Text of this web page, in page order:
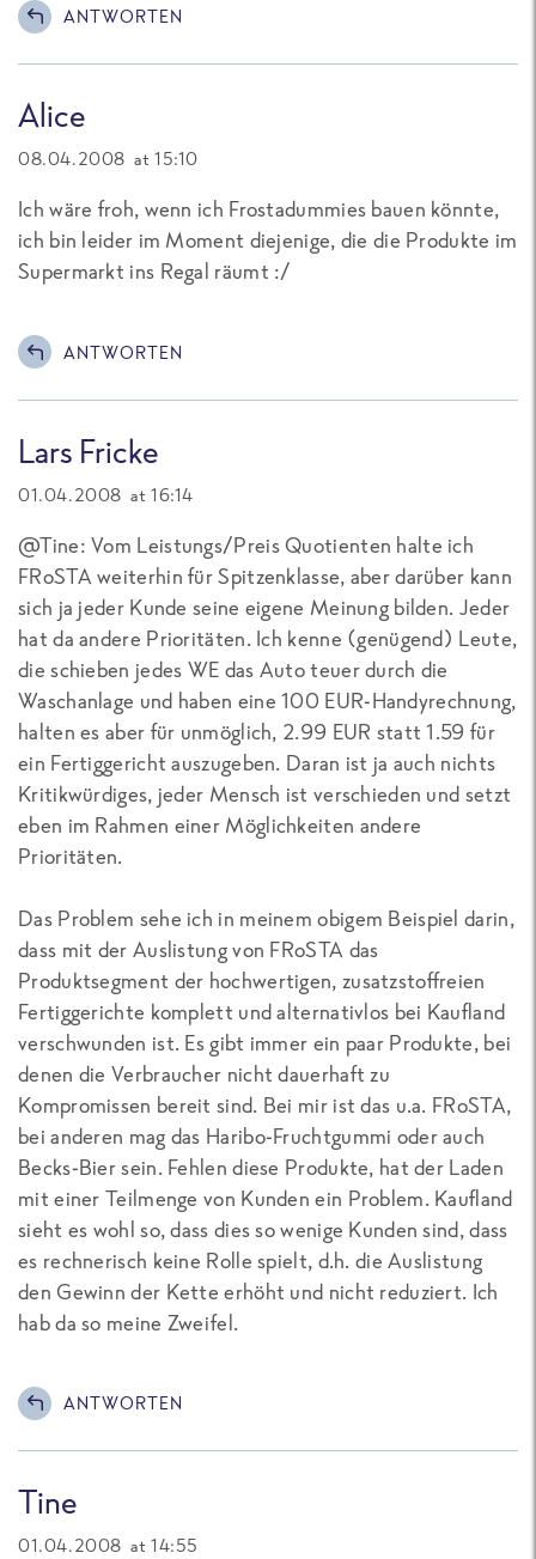
ANTWORTEN
Alice
08.04.2008 at 15:10
Ich wäre froh, wenn ich Frostadummies bauen könnte,
ich bin leider im Moment diejenige, die die Produkte im
Supermarkt ins Regal räumt :/
ANTWORTEN
Lars Fricke
01.04.2008 at 16:14
@Tine: Vom Leistungs/Preis Quotienten halte ich
FRoSTA weiterhin für Spitzenklasse, aber darüber kann
sich ja jeder Kunde seine eigene Meinung bilden. Jeder
hat da andere Prioritäten. Ich kenne (genügend) Leute,
die schieben jedes WE das Auto teuer durch die
Waschanlage und haben eine 100 EUR-Handyrechnung,
halten es aber für unmöglich, 2.99 EUR statt 1.59 für
ein Fertiggericht auszugeben. Daran ist ja auch nichts
Kritikwürdiges, jeder Mensch ist verschieden und setzt
eben im Rahmen einer Möglichkeiten andere
Prioritäten.
Das Problem sehe ich in meinem obigem Beispiel darin,
dass mit der Auslistung von FRoSTA das
Produktsegment der hochwertigen, zusatzstoffreien
Fertiggerichte komplett und alternativlos bei Kaufland
verschwunden ist. Es gibt immer ein paar Produkte, bei
denen die Verbraucher nicht dauerhaft zu
Kompromissen bereit sind. Bei mir ist das u.a. FRoSTA,
bei anderen mag das Haribo-Fruchtgummi oder auch
Becks-Bier sein. Fehlen diese Produkte, hat der Laden
mit einer Teilmenge von Kunden ein Problem. Kaufland
sieht es wohl so, dass dies so wenige Kunden sind, dass
es rechnerisch keine Rolle spielt, d.h. die Auslistung
den Gewinn der Kette erhöht und nicht reduziert. Ich
hab da so meine Zweifel.
ANTWORTEN
Tine
01.04.2008 at 14:55